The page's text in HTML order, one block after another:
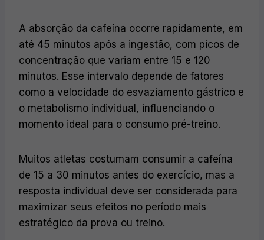
A absorção da cafeína ocorre rapidamente, em
até 45 minutos após a ingestão, com picos de
concentração que variam entre 15 e 120
minutos. Esse intervalo depende de fatores
como a velocidade do esvaziamento gástrico e
o metabolismo individual, influenciando o
momento ideal para o consumo pré-treino.
Muitos atletas costumam consumir a cafeína
de 15 a 30 minutos antes do exercício, mas a
resposta individual deve ser considerada para
maximizar seus efeitos no período mais
estratégico da prova ou treino.